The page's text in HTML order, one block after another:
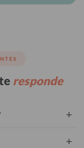
responde
+
+